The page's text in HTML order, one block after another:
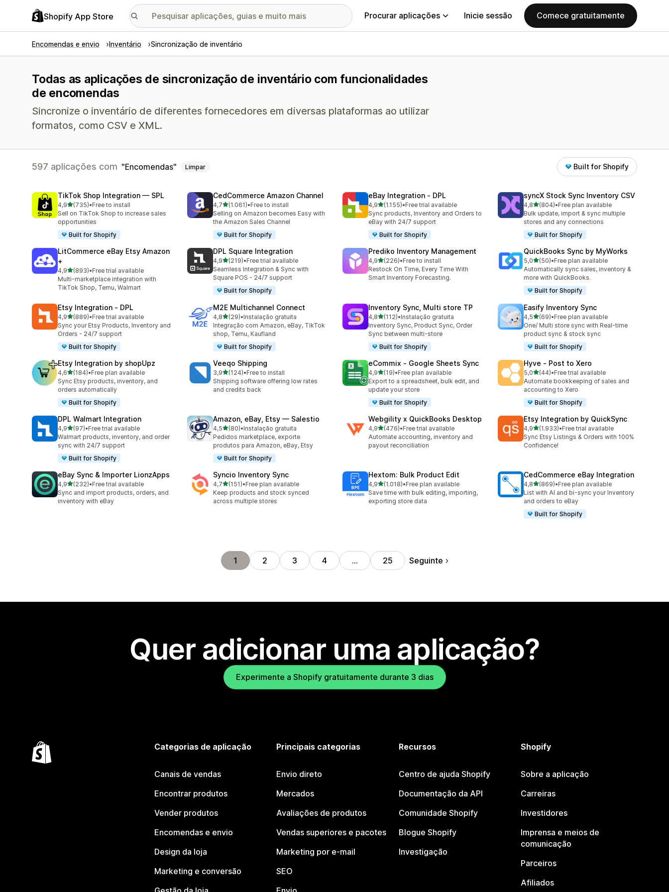
Shopify App Store Procurar aplicações Inicie sessão Comece gratuitamente
Encomendas e envio Inventário Sincronização de inventário
Todas as aplicações de sincronização de inventário com funcionalidades
de encomendas
Sincronize o inventário de diferentes fornecedores em diversas plataformas ao utilizar
formatos, como CSV e XML.
597 aplicações com Encomendas Limpar Built for Shopify
TikTok Shop Integration — SPL
4,9de 5 estrelas
(735)
735 total de avaliações
•Free to install
Sell on TikTok Shop to increase sales
opportunities
Built for Shopify
CedCommerce Amazon Channel
4,7de 5 estrelas
(1.061)
1061 total de avaliações
•Free to install
Selling on Amazon becomes Easy with
the Amazon Sales Channel
Built for Shopify
eBay Integration ‑ DPL
4,9de 5 estrelas
(1.155)
1155 total de avaliações
•Free trial available
Sync products, Inventory and Orders to
eBay with 24/7 support
Built for Shopify
syncX Stock Sync Inventory CSV
4,8de 5 estrelas
(804)
804 total de avaliações
•Free plan available
Bulk update, import & sync multiple
stores and any connections
Built for Shopify
LitCommerce eBay Etsy Amazon
+
4,9de 5 estrelas
(893)
893 total de avaliações
•Free trial available
Multi-marketplace integration with
TikTok Shop, Temu, Walmart
DPL Square Integration
4,9de 5 estrelas
(219)
219 total de avaliações
•Free trial available
Seamless Integration & Sync with
Square POS - 24/7 support
Built for Shopify
Prediko Inventory Management
4,9de 5 estrelas
(226)
226 total de avaliações
•Free to install
Restock On Time, Every Time With
Smart Inventory Forecasting.
QuickBooks Sync by MyWorks
5,0de 5 estrelas
(50)
50 total de avaliações
•Free plan available
Automatically sync sales, inventory &
more with QuickBooks.
Built for Shopify
Etsy Integration ‑ DPL
4,9de 5 estrelas
(889)
889 total de avaliações
•Free trial available
Sync your Etsy Products, Inventory and
Orders - 24/7 support
Built for Shopify
M2E Multichannel Connect
4,8de 5 estrelas
(29)
29 total de avaliações
•Instalação gratuita
Integração com Amazon, eBay, TikTok
shop, Temu, Kaufland
Built for Shopify
Inventory Sync, Multi store TP
4,8de 5 estrelas
(112)
112 total de avaliações
•Instalação gratuita
Inventory Sync, Product Sync, Order
Sync between multi-store
Built for Shopify
Easify Inventory Sync
4,5de 5 estrelas
(69)
69 total de avaliações
•Free plan available
One/ Multi store sync with Real-time
product sync & stock sync
Built for Shopify
Etsy Integration by shopUpz
4,6de 5 estrelas
(184)
184 total de avaliações
•Free plan available
Sync Etsy products, inventory, and
orders automatically
Built for Shopify
Veeqo Shipping
3,9de 5 estrelas
(124)
124 total de avaliações
•Free to install
Shipping software offering low rates
and credits back
eCommix ‑ Google Sheets Sync
4,9de 5 estrelas
(19)
19 total de avaliações
•Free plan available
Export to a spreadsheet, bulk edit, and
update your store
Built for Shopify
Hyve ‑ Post to Xero
5,0de 5 estrelas
(44)
44 total de avaliações
•Free trial available
Automate bookkeeping of sales and
accounting to Xero
Built for Shopify
DPL Walmart Integration
4,9de 5 estrelas
(97)
97 total de avaliações
•Free trial available
Walmart products, inventory, and order
sync with 24/7 support
Built for Shopify
Amazon, eBay, Etsy — Salestio
4,5de 5 estrelas
(80)
80 total de avaliações
•Instalação gratuita
Pedidos marketplace, exporte
produtos para Amazon, eBay, Etsy
Built for Shopify
Webgility x QuickBooks Desktop
4,9de 5 estrelas
(476)
476 total de avaliações
•Free trial available
Automate accounting, inventory and
payout reconciliation
Etsy Integration by QuickSync
4,9de 5 estrelas
(1.933)
1933 total de avaliações
•Free trial available
Sync Etsy Listings & Orders with 100%
Confidence!
eBay Sync & Importer LionzApps
4,9de 5 estrelas
(232)
232 total de avaliações
•Free trial available
Sync and import products, orders, and
inventory with eBay
Syncio Inventory Sync
4,7de 5 estrelas
(151)
151 total de avaliações
•Free plan available
Keep products and stock synced
across multiple stores
Hextom: Bulk Product Edit
4,9de 5 estrelas
(1.018)
1018 total de avaliações
•Free plan available
Save time with bulk editing, importing,
exporting store data
CedCommerce eBay Integration
4,8de 5 estrelas
(869)
869 total de avaliações
•Free plan available
List with AI and bi-sync your Inventory
and orders to eBay
Built for Shopify
1 2 3 4 … 25 Seguinte
Quer adicionar uma aplicação?
Experimente a Shopify gratuitamente durante 3 dias
Categorias de aplicação
Canais de vendas
Encontrar produtos
Vender produtos
Encomendas e envio
Design da loja
Marketing e conversão
Principais categorias
Envio direto
Mercados
Avaliações de produtos
Vendas superiores e pacotes
Marketing por e-mail
SEO
Recursos
Centro de ajuda Shopify
Documentação da API
Comunidade Shopify
Blogue Shopify
Investigação
Shopify
Sobre a aplicação
Carreiras
Investidores
Imprensa e meios de
comunicação
Parceiros
Afiliados